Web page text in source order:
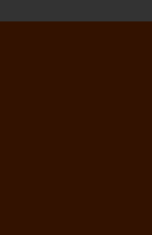
en calidad 4K.